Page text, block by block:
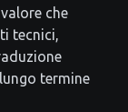
che
tecnici,
termine